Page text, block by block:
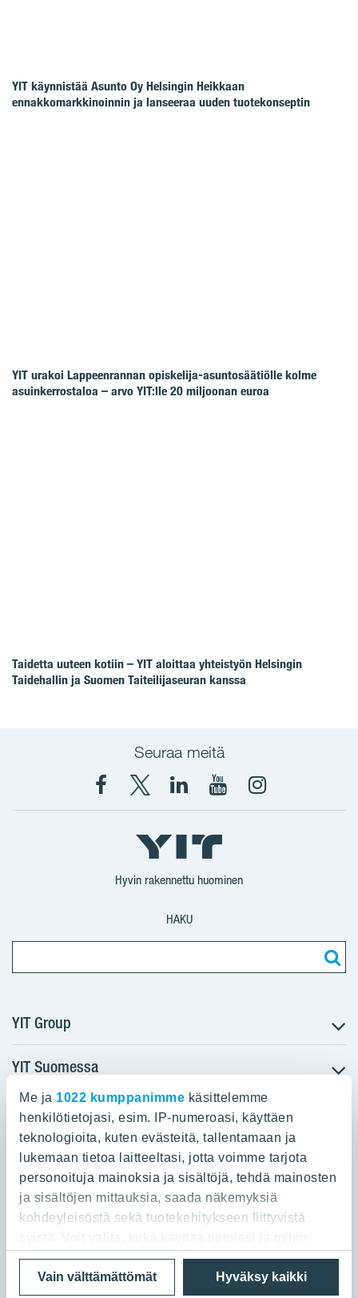
Me ja 1022 kumppanimme käsittelemme
henkilötietojasi, esim. IP-numeroasi, käyttäen
teknologioita, kuten evästeitä, tallentamaan ja
lukemaan tietoa laitteeltasi, jotta voimme tarjota
personoituja mainoksia ja sisältöjä, tehdä mainosten
ja sisältöjen mittauksia, saada näkemyksiä
kohdeyleisöstä sekä tuotekehitykseen liittyvistä
syistä. Voit valita, kuka käyttää tietojasi ja mihin
tarkoituksiin.
Hyväksy kaikki
Vain välttämättömät
YIT käynnistää Asunto Oy Helsingin Heikkaan
ennakkomarkkinoinnin ja lanseeraa uuden tuotekonseptin
YIT urakoi Lappeenrannan opiskelija-asuntosäätiölle kolme
asuinkerrostaloa – arvo YIT:lle 20 miljoonan euroa
Taidetta uuteen kotiin – YIT aloittaa yhteistyön Helsingin
Taidehallin ja Suomen Taiteilijaseuran kanssa
Seuraa meitä
Facebook
X
YIT
Suomi
YIT
Corporation
YIT
Corporation
Instagram
Hyvin rakennettu huominen
HAKU
YIT Group
Tietoa YIT:stä
Töihin meille
Sijoittajat
Projektit
Vastuullisuus
Media
Yhteystiedot
YIT Suomessa
Myytävät asunnot
Vuokrattavat toimitilat
Kiinteistösijoittaminen
Infrarakentaminen
Toimitilarakentaminen
Teollisuusrakentaminen
YIT:n pääkonttori
Panuntie 11, PL 36, 00620 Helsinki
020 433 111